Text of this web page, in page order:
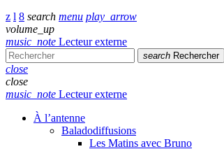
search menu play_arrow
volume_up
music_note Lecteur externe
search Rechercher
close
close
music_note Lecteur externe
À l’antenne
Baladodiffusions
Les Matins avec Bruno